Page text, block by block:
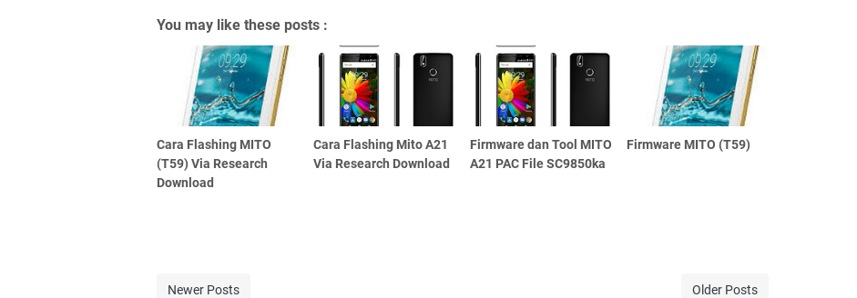
You may like these posts :
Cara Flashing MITO
(T59) Via Research
Download
Cara Flashing Mito A21
Via Research Download
Firmware dan Tool MITO
A21 PAC File SC9850ka
Firmware MITO (T59)
Newer Posts Older Posts